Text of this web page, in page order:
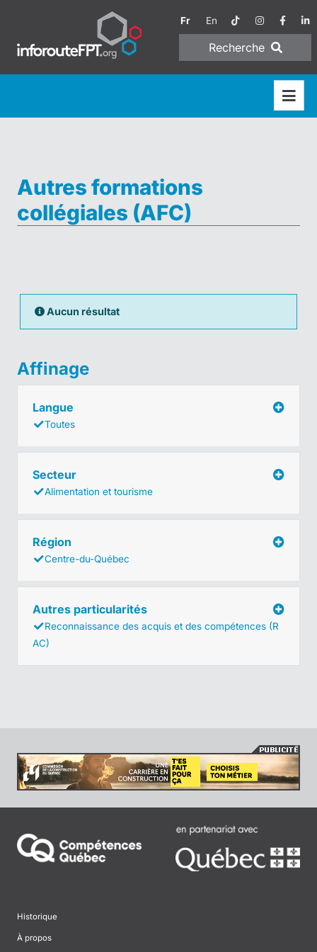
Fr En
Recherche
Autres formations
collégiales (AFC)
Aucun résultat
Affinage
Langue
Toutes
Secteur
Alimentation et tourisme
Région
Centre-du-Québec
Autres particularités
Reconnaissance des acquis et des compétences (R
AC)
Historique
À propos